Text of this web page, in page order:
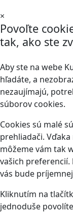
×
Povoľte
tak, ako ste
Aby ste na webe
hľadáte, a
nezaujímajú,
súborov cookies.
Cookies sú malé
prehliadači.
môžeme vám tak
vašich
vás bude
Kliknutím na
jednoduše